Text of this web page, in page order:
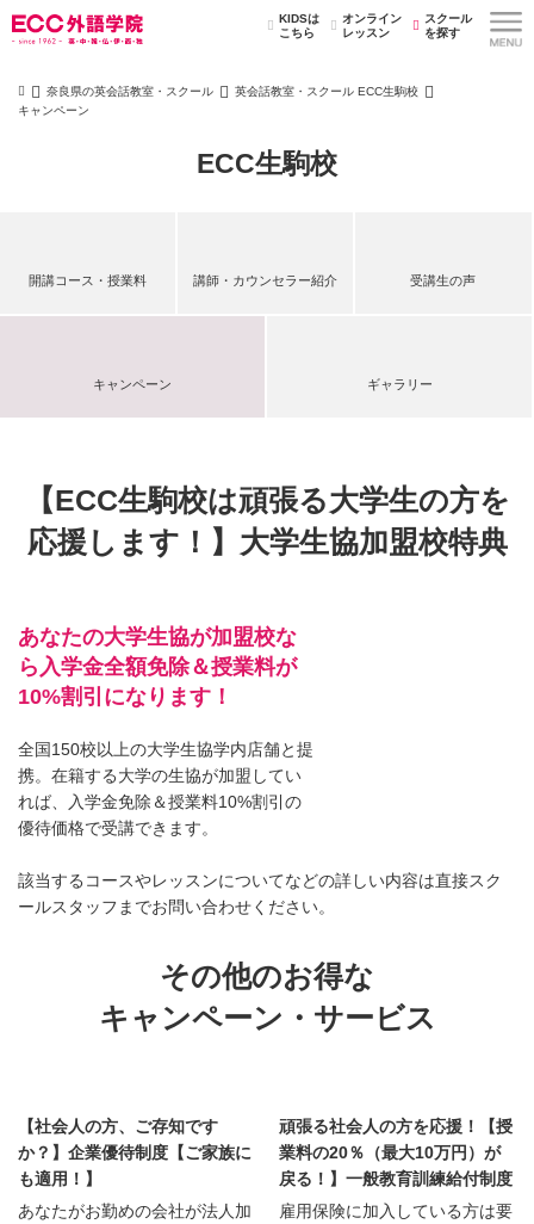
KIDSは
こちら
オンライン
レッスン
スクール
を探す
奈良県の英会話教室・スクール
英会話教室・スクール ECC生駒校
キャンペーン
ECC生駒校
開講コース・授業料 講師・カウンセラー紹介 受講生の声
キャンペーン ギャラリー
【ECC生駒校は頑張る大学生の方を
応援します！】大学生協加盟校特典
あなたの大学生協が加盟校な
ら入学金全額免除＆授業料が
10%割引になります！
全国150校以上の大学生協学内店舗と提
携。在籍する大学の生協が加盟してい
れば、入学金免除＆授業料10%割引の
優待価格で受講できます。
該当するコースやレッスンについてなどの詳しい内容は直接スク
ールスタッフまでお問い合わせください。
その他のお得な
キャンペーン・サービス
【社会人の方、ご存知です
か？】企業優待制度【ご家族に
も適用！】
あなたがお勤めの会社が法人加
頑張る社会人の方を応援！【授
業料の20％（最大10万円）が
戻る！】一般教育訓練給付制度
雇用保険に加入している方は要